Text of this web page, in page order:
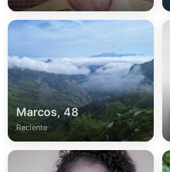
Marcos, 48
Reciente